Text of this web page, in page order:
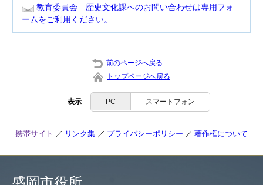
教育委員会 歴史文化課へのお問い合わせは専用フォ
ームをご利用ください。
前のページへ戻る
トップページへ戻る
表示 PC スマートフォン
携帯サイト リンク集 プライバシーポリシー 著作権について